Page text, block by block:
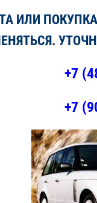
ИЛИ
+7
+7